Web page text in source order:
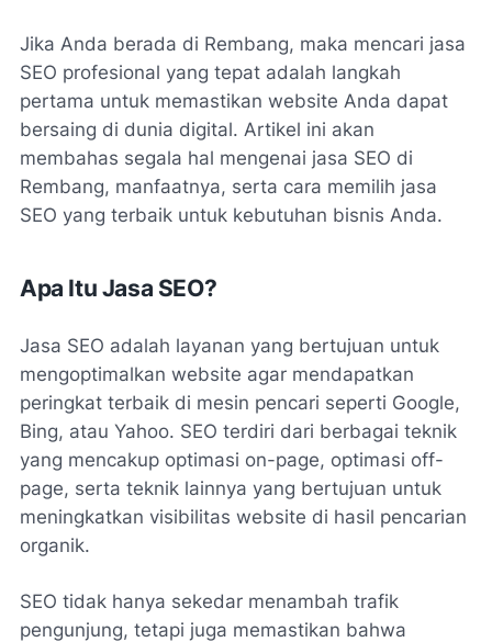
Jika Anda berada di Rembang, maka mencari jasa
SEO profesional yang tepat adalah langkah
pertama untuk memastikan website Anda dapat
bersaing di dunia digital. Artikel ini akan
membahas segala hal mengenai jasa SEO di
Rembang, manfaatnya, serta cara memilih jasa
SEO yang terbaik untuk kebutuhan bisnis Anda.
Apa Itu Jasa SEO?
Jasa SEO adalah layanan yang bertujuan untuk
mengoptimalkan website agar mendapatkan
peringkat terbaik di mesin pencari seperti Google,
Bing, atau Yahoo. SEO terdiri dari berbagai teknik
yang mencakup optimasi on-page, optimasi off-
page, serta teknik lainnya yang bertujuan untuk
meningkatkan visibilitas website di hasil pencarian
organik.
SEO tidak hanya sekedar menambah trafik
pengunjung, tetapi juga memastikan bahwa